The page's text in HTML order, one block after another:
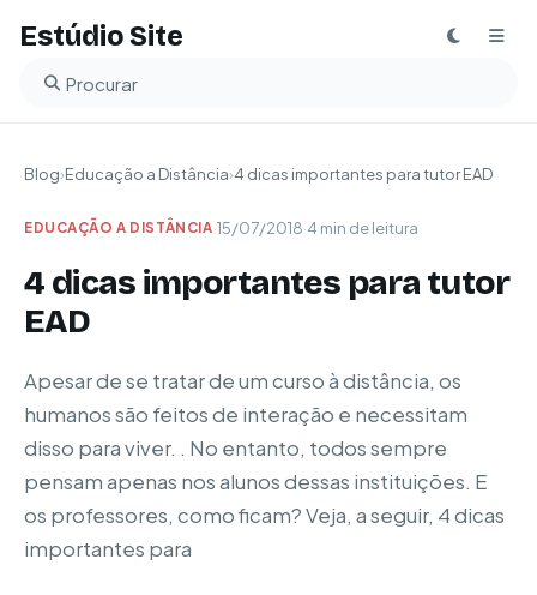
Estúdio Site
Buscar no blog
Blog›Educação a Distância›4 dicas importantes para tutor EAD
EDUCAÇÃO A DISTÂNCIA·15/07/2018·4 min de leitura
4 dicas importantes para tutor
EAD
Apesar de se tratar de um curso à distância, os
humanos são feitos de interação e necessitam
disso para viver. . No entanto, todos sempre
pensam apenas nos alunos dessas instituições. E
os professores, como ficam? Veja, a seguir, 4 dicas
importantes para